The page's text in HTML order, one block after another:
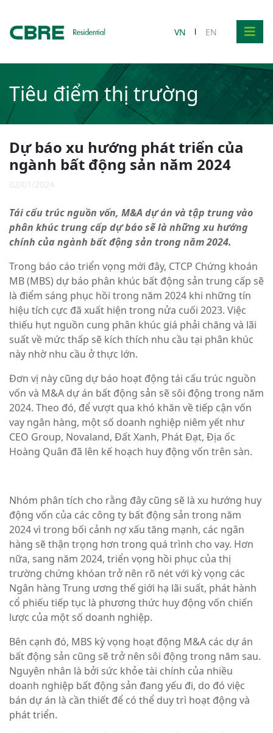
VN EN
Tiêu điểm thị trường
Dự báo xu hướng phát triển của
ngành bất động sản năm 2024
02/01/2024
Tái cấu trúc nguồn vốn, M&A dự án và tập trung vào
phân khúc trung cấp dự báo sẽ là những xu hướng
chính của ngành bất động sản trong năm 2024.
Trong báo cáo triển vọng mới đây, CTCP Chứng khoán
MB (MBS) dự báo phân khúc bất động sản trung cấp sẽ
là điểm sáng phục hồi trong năm 2024 khi những tín
hiệu tích cực đã xuất hiện trong nửa cuối 2023. Việc
thiếu hụt nguồn cung phân khúc giá phải chăng và lãi
suất về mức thấp sẽ kích thích nhu cầu tại phân khúc
này nhờ nhu cầu ở thực lớn.
Đơn vị này cũng dự báo hoạt động tái cấu trúc nguồn
vốn và M&A dự án bất động sản sẽ sôi động trong năm
2024. Theo đó, để vượt qua khó khăn về tiếp cận vốn
vay ngân hàng, một số doanh nghiệp niêm yết như
CEO Group, Novaland, Đất Xanh, Phát Đạt, Địa ốc
Hoàng Quân đã lên kế hoạch huy động vốn trên sàn.
Nhóm phân tích cho rằng đây cũng sẽ là xu hướng huy
động vốn của các công ty bất động sản trong năm
2024 vì trong bối cảnh nợ xấu tăng mạnh, các ngân
hàng sẽ thận trọng hơn trong quá trình cho vay. Hơn
nữa, sang năm 2024, triển vọng hồi phục của thị
trường chứng khóan trở nên rõ nét với kỳ vọng các
Ngân hàng Trung ương thế giới hạ lãi suất, phát hành
cổ phiếu tiếp tục là phương thức huy động vốn chiến
lược của một số doanh nghiệp.
Bên cạnh đó, MBS kỳ vọng hoạt động M&A các dự án
bất động sản cũng sẽ trở nên sôi động trong năm sau.
Nguyên nhân là bởi sức khỏe tài chính của nhiều
doanh nghiệp bất động sản đang yếu đi, do đó việc
bán dự án là cần thiết để có thể duy trì hoạt động và
phát triển.